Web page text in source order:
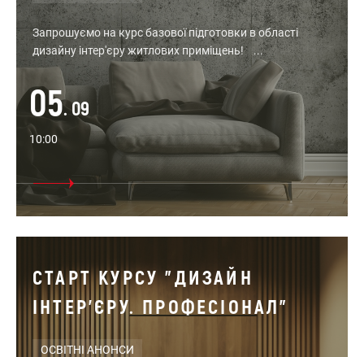
05. 09
10:00
Запрошуємо на курс базової підготовки в області
дизайну інтер'єру житлових приміщень! ...
СТАРТ КУРСУ "ДИЗАЙН
ІНТЕР'ЄРУ. ПРОФЕСІОНАЛ"
ОСВІТНІ АНОНСИ